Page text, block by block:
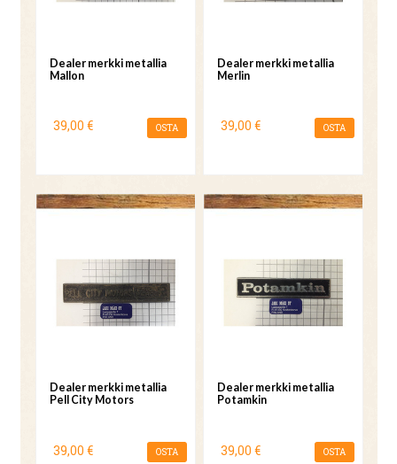
Dealer merkki metallia
Mallon
39,00 € OSTA
Dealer merkki metallia
Merlin
39,00 € OSTA
Dealer merkki metallia
Pell City Motors
39,00 € OSTA
Dealer merkki metallia
Potamkin
39,00 € OSTA